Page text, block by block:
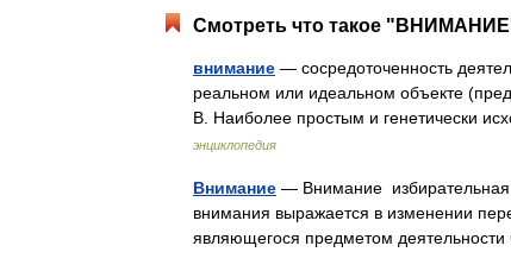
Смотреть что такое
внимание — сосредоточенность
реальном или идеальном объекте
В. Наиболее простым и генетически
энциклопедия
Внимание — Внимание избирательная
внимания выражается в изменении
являющегося предметом